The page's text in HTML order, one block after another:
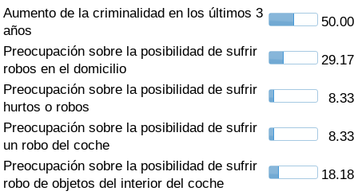
Aumento de la criminalidad en los últimos 3
años
50.00
Preocupación sobre la posibilidad de sufrir
robos en el domicilio
29.17
Preocupación sobre la posibilidad de sufrir
hurtos o robos
8.33
Preocupación sobre la posibilidad de sufrir
un robo del coche
8.33
Preocupación sobre la posibilidad de sufrir
robo de objetos del interior del coche
18.18
Índice de Criminalidad
Índice de criminalidad por país
Sanidad
Índice de Sanidad (Actual)
Índice de Sanidad